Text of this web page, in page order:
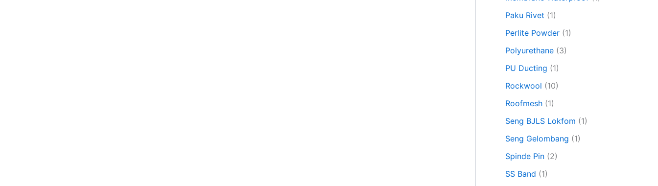
Paku Rivet (1)
Perlite Powder (1)
Polyurethane (3)
PU Ducting (1)
Rockwool (10)
Roofmesh (1)
Seng BJLS Lokfom (1)
Seng Gelombang (1)
Spinde Pin (2)
SS Band (1)